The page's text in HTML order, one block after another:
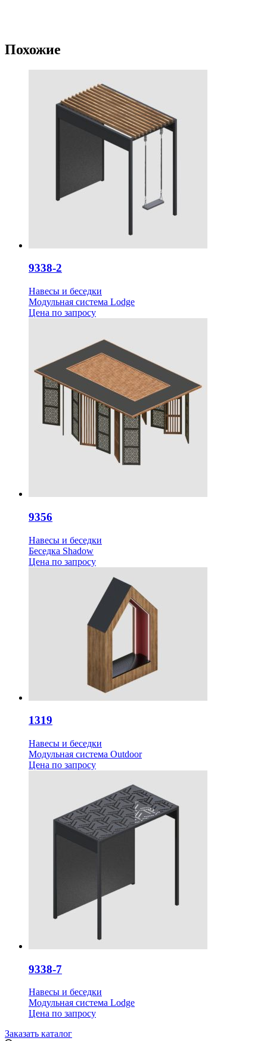
Похожие
9338-2
Навесы и беседки
Модульная система Lodge
Цена по запросу
9356
Навесы и беседки
Беседка Shadow
Цена по запросу
1319
Навесы и беседки
Модульная система Outdoor
Цена по запросу
9338-7
Навесы и беседки
Модульная система Lodge
Цена по запросу
Заказать каталог